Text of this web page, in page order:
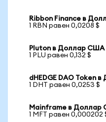
Ribbon Finance в
1 RBN равен 0,0208 $
Pluton в Доллар США
1 PLU равен 0,132 $
dHEDGE DAO Token
1 DHT равен 0,0253 $
Mainframe в Доллар
1 MFT равен 0,000202